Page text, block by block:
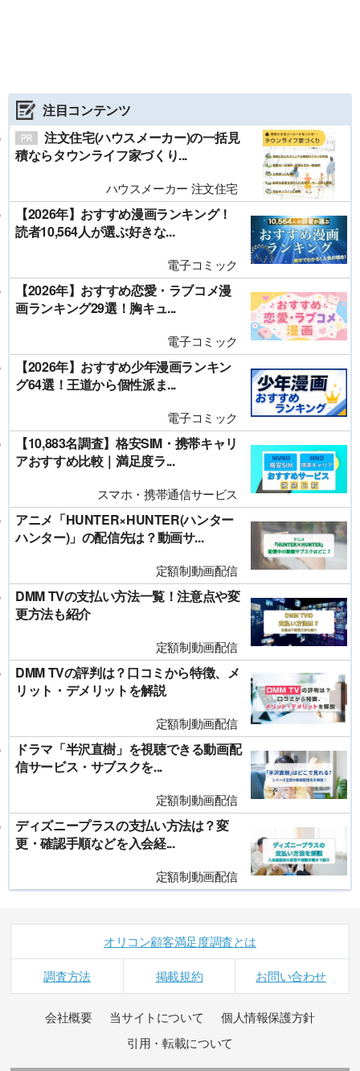
注目コンテンツ
注文住宅(ハウスメーカー)の一括見
積ならタウンライフ家づくり...
ハウスメーカー 注文住宅
【2026年】おすすめ漫画ランキング！
読者10,564人が選ぶ好きな...
電子コミック
【2026年】おすすめ恋愛・ラブコメ漫
画ランキング29選！胸キュ...
電子コミック
【2026年】おすすめ少年漫画ランキン
グ64選！王道から個性派ま...
電子コミック
【10,883名調査】格安SIM・携帯キャリ
アおすすめ比較｜満足度ラ...
スマホ・携帯通信サービス
アニメ「HUNTER×HUNTER(ハンター
ハンター)」の配信先は？動画サ...
定額制動画配信
DMM TVの支払い方法一覧！注意点や変
更方法も紹介
定額制動画配信
DMM TVの評判は？口コミから特徴、メ
リット・デメリットを解説
定額制動画配信
ドラマ「半沢直樹」を視聴できる動画配
信サービス・サブスクを...
定額制動画配信
ディズニープラスの支払い方法は？変
更・確認手順などを入会経...
定額制動画配信
オリコン顧客満足度調査とは
調査方法 掲載規約 お問い合わせ
会社概要 当サイトについて
個人情報保護方針
引用・転載について